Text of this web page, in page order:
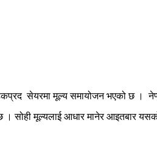
सेयरमा मूल्य समायोजन भएको छ ।
सोही मूल्यलाई आधार मानेर आइतबार